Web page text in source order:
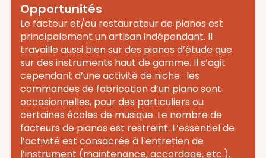
Opportunités
Le facteur et/ou restaurateur de pianos est
principalement un artisan indépendant. Il
travaille aussi bien sur des pianos d’étude que
sur des instruments haut de gamme. Il s’agit
cependant d’une activité de niche : les
commandes de fabrication d’un piano sont
occasionnelles, pour des particuliers ou
certaines écoles de musique. Le nombre de
facteurs de pianos est restreint. L’essentiel de
l’activité est consacrée à l’entretien de
l’instrument (maintenance, accordage, etc.).